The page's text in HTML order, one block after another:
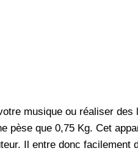
musique ou réaliser
pèse que 0,75 Kg. Cet
Il entre donc facilement